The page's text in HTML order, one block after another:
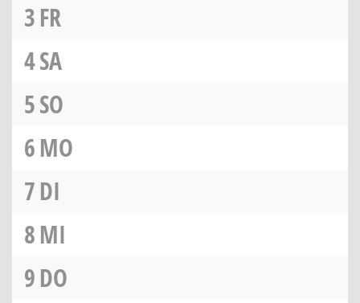
3FR
4SA
5SO
6MO
7DI
8MI
9DO